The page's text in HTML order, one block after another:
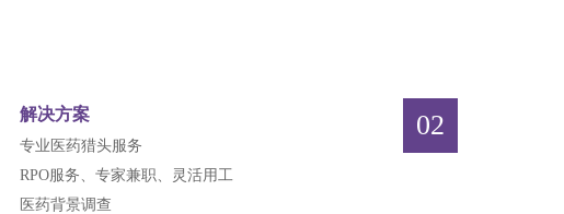
解决方案
专业医药猎头服务
RPO服务、专家兼职、灵活用工
医药背景调查
02